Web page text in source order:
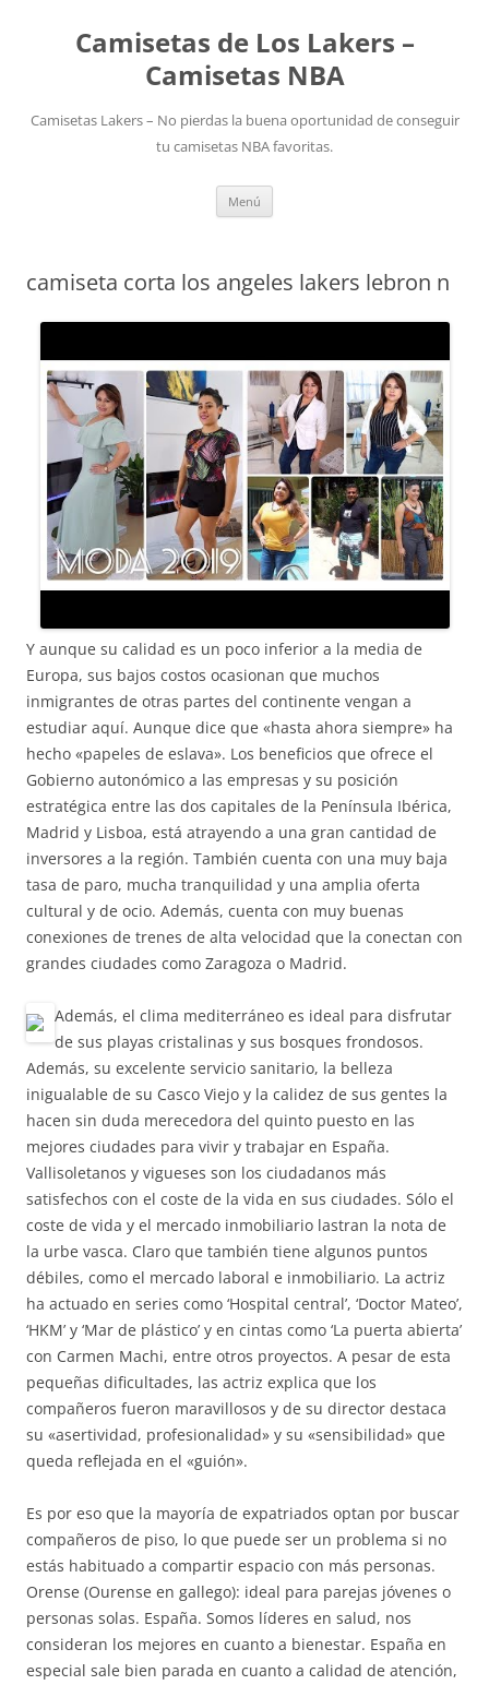
Camisetas de Los Lakers –
Camisetas NBA
Camisetas Lakers – No pierdas la buena oportunidad de conseguir
tu camisetas NBA favoritas.
Menú
camiseta corta los angeles lakers lebron n
Y aunque su calidad es un poco inferior a la media de
Europa, sus bajos costos ocasionan que muchos
inmigrantes de otras partes del continente vengan a
estudiar aquí. Aunque dice que «hasta ahora siempre» ha
hecho «papeles de eslava». Los beneficios que ofrece el
Gobierno autonómico a las empresas y su posición
estratégica entre las dos capitales de la Península Ibérica,
Madrid y Lisboa, está atrayendo a una gran cantidad de
inversores a la región. También cuenta con una muy baja
tasa de paro, mucha tranquilidad y una amplia oferta
cultural y de ocio. Además, cuenta con muy buenas
conexiones de trenes de alta velocidad que la conectan con
grandes ciudades como Zaragoza o Madrid.
Además, el clima mediterráneo es ideal para disfrutar
de sus playas cristalinas y sus bosques frondosos.
Además, su excelente servicio sanitario, la belleza
inigualable de su Casco Viejo y la calidez de sus gentes la
hacen sin duda merecedora del quinto puesto en las
mejores ciudades para vivir y trabajar en España.
Vallisoletanos y vigueses son los ciudadanos más
satisfechos con el coste de la vida en sus ciudades. Sólo el
coste de vida y el mercado inmobiliario lastran la nota de
la urbe vasca. Claro que también tiene algunos puntos
débiles, como el mercado laboral e inmobiliario. La actriz
ha actuado en series como ‘Hospital central’, ‘Doctor Mateo’,
‘HKM’ y ‘Mar de plástico’ y en cintas como ‘La puerta abierta’
con Carmen Machi, entre otros proyectos. A pesar de esta
pequeñas dificultades, las actriz explica que los
compañeros fueron maravillosos y de su director destaca
su «asertividad, profesionalidad» y su «sensibilidad» que
queda reflejada en el «guión».
Es por eso que la mayoría de expatriados optan por buscar
compañeros de piso, lo que puede ser un problema si no
estás habituado a compartir espacio con más personas.
Orense (Ourense en gallego): ideal para parejas jóvenes o
personas solas. España. Somos líderes en salud, nos
consideran los mejores en cuanto a bienestar. España en
especial sale bien parada en cuanto a calidad de atención,